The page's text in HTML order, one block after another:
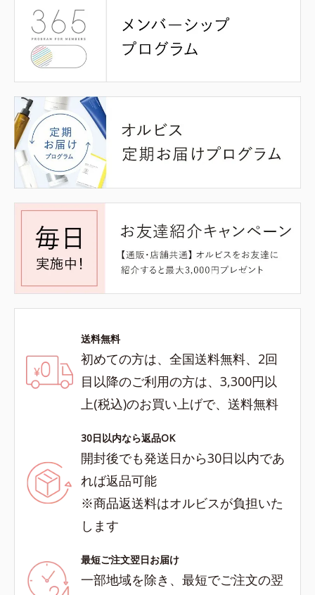
送料無料
初めての方は、全国送料無料、2回
目以降のご利用の方は、3,300円以
上(税込)のお買い上げで、送料無料
30日以内なら返品OK
開封後でも発送日から30日以内であ
れば返品可能
※商品返送料はオルビスが負担いた
します
最短ご注文翌日お届け
一部地域を除き、最短でご注文の翌